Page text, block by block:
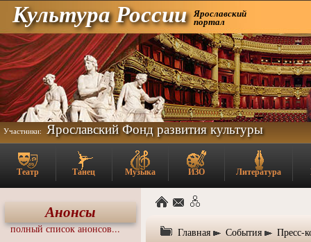
Культура России Ярославский
портал
Участники: Ярославский Фонд развития культуры
Театр Танец Музыка ИЗО Литература
Анонсы
полный список анонсов... Главная События Пресс-